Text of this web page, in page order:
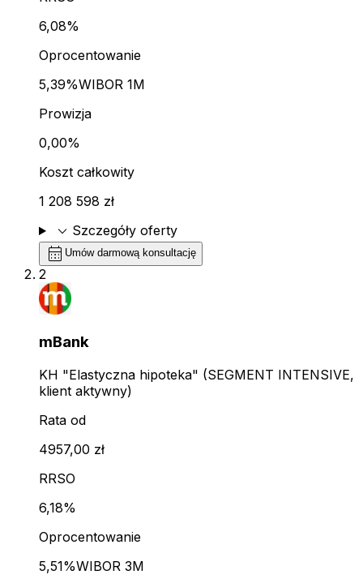
6,08%
Oprocentowanie
5,39%WIBOR 1M
Prowizja
0,00%
Koszt całkowity
1 208 598 zł
expand_more Szczegóły oferty
calendar_month Umów darmową konsultację
2
mBank
KH "Elastyczna hipoteka" (SEGMENT INTENSIVE,
klient aktywny)
Rata od
4957,00 zł
RRSO
6,18%
Oprocentowanie
5,51%WIBOR 3M